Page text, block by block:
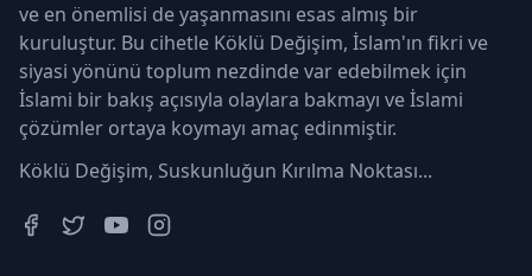
ve en önemlisi de yaşanmasını esas almış bir
kuruluştur. Bu cihetle Köklü Değişim, İslam'ın fikri ve
siyasi yönünü toplum nezdinde var edebilmek için
İslami bir bakış açısıyla olaylara bakmayı ve İslami
çözümler ortaya koymayı amaç edinmiştir.
Köklü Değişim, Suskunluğun Kırılma Noktası...